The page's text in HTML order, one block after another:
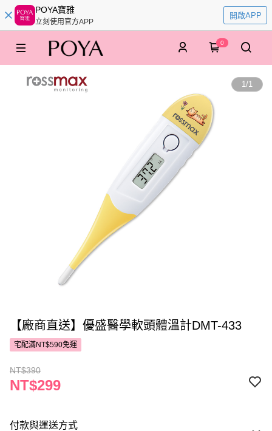
POYA寶雅
立刻使用官方APP
開啟APP
0
1/1
【廠商直送】優盛醫學軟頭體溫計DMT-433
宅配滿NT$590免運
NT$390
NT$299
付款與運送方式